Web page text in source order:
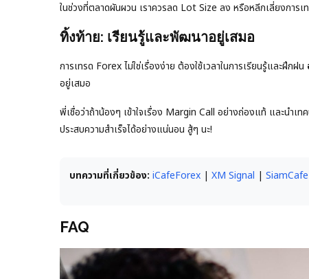
ในช่วงที่ตลาดผันผวน เราควรลด Lot Size ลง หรือหลีกเลี่ยงการเ
ทิ้งท้าย: เรียนรู้และพัฒนาอยู่เสมอ
การเทรด Forex ไม่ใช่เรื่องง่าย ต้องใช้เวลาในการเรียนรู้และฝึกฝน
อยู่เสมอ
พี่เชื่อว่าถ้าน้องๆ เข้าใจเรื่อง Margin Call อย่างถ่องแท้ และนำเ
ประสบความสำเร็จได้อย่างแน่นอน สู้ๆ นะ!
บทความที่เกี่ยวข้อง: iCafeForex | XM Signal | SiamCafe
FAQ